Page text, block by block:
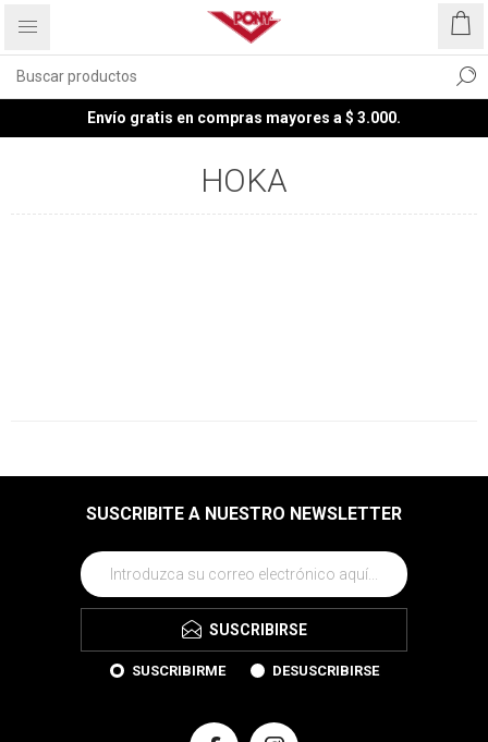
Envío gratis en compras mayores a $ 3.000.
HOKA
SUSCRIBITE A NUESTRO NEWSLETTER
SUSCRIBIRSE
SUSCRIBIRME DESUSCRIBIRSE